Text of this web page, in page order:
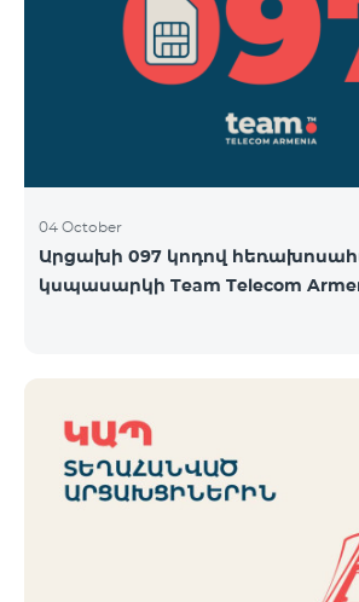
փաթեթի բաժանորդ՝
www.telecomarmenia.am կայքում
պայմաններին և հրապարակային
բաժանորդները կօգտվեն «Բի ֆրի
04 October
Արցախի 097 կոդով
կսպասարկի Team Telecom